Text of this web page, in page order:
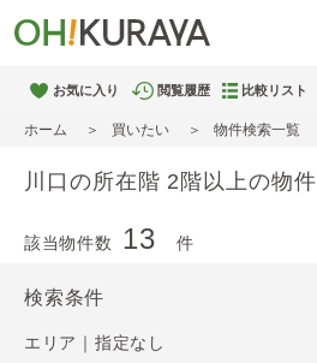
お気に入り 閲覧履歴 比較リスト
ホーム 買いたい 物件検索一覧
川口の所在階 2階以上の物件
該当物件数 13 件
検索条件
エリア｜指定なし